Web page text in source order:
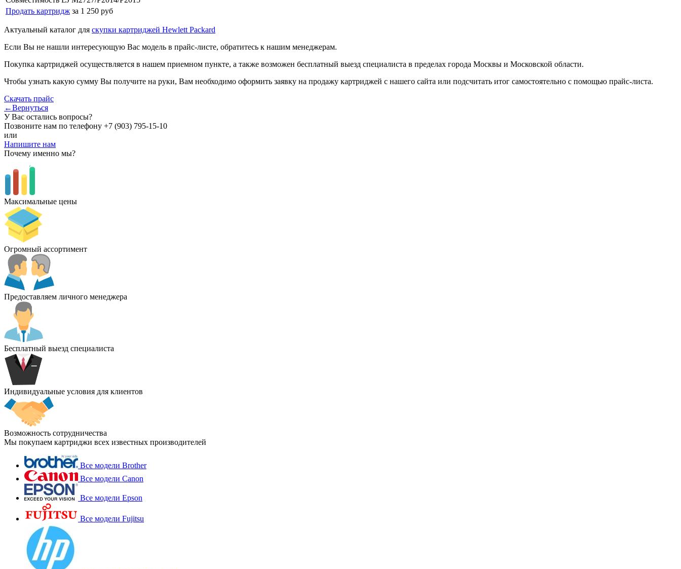
Продать картридж за 1 250 руб
Актуальный каталог для скупки картриджей Hewlett Packard
Если Вы не нашли интересующую Вас модель в прайс-листе, обратитесь к нашим менеджерам.
Покупка картриджей осуществляется в нашем приемном пункте, а также возможен бесплатный выезд специалиста в пределах города Москвы и Московской области.
Чтобы узнать какую сумму Вы получите на руки, Вам необходимо оформить заявку на продажу картриджей с нашего сайта или подсчитать итог самостоятельно с помощью прайс-листа.
Скачать прайс
←Вернуться
У Вас остались вопросы?
Позвоните нам по телефону +7 (903) 795-15-10
или
Напишите нам
Почему именно мы?
Максимальные цены
Огромный ассортимент
Предоставляем личного менеджера
Бесплатный выезд специалиста
Индивидуальные условия для клиентов
Возможность сотрудничества
Мы покупаем картриджи всех известных производителей
Все модели Brother
Все модели Canon
Все модели Epson
Все модели Fujitsu